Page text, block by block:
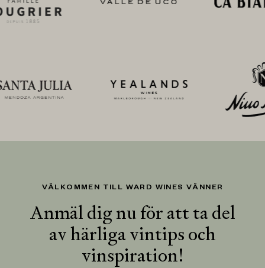
VÄLKOMMEN TILL WARD WINES VÄNNER
Anmäl dig nu för att ta del
av härliga vintips och
vinspiration!